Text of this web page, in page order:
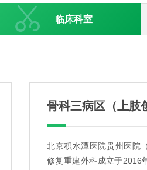
 临床科室
骨科三病区（上肢
北京积水潭医院贵州医院
修复重建外科成立于2016